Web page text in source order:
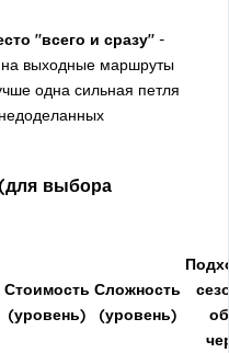
"всего и сразу"-
на выходные маршруты
одна сильная петля
выбора
Стоимость
(уровень)
Сложность
(уровень)